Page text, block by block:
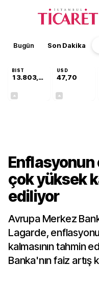
Bugün Son Dakika
BIST
13.803,11
USD
47,70
Enflasyonun
çok yüksek
ediliyor
Avrupa Merkez
Lagarde,
kalmasının tahmin
Banka'nın faiz artış